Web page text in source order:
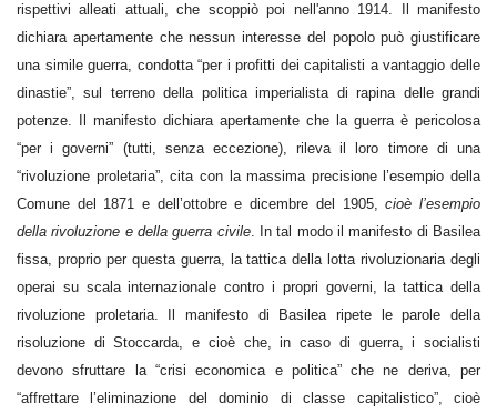
rispettivi alleati attuali, che scoppiò poi nell'anno 1914. Il manifesto
dichiara apertamente che nessun interesse del popolo può giustificare
una simile guerra, condotta “per i profitti dei capitalisti a vantaggio delle
dinastie”, sul terreno della politica imperialista di rapina delle grandi
potenze. Il manifesto dichiara apertamente che la guerra è pericolosa
“per i governi” (tutti, senza eccezione), rileva il loro timore di una
“rivoluzione proletaria”, cita con la massima precisione l’esempio della
Comune del 1871 e dell’ottobre e dicembre del 1905,cioè l’esempio
della rivoluzione e della guerra civile. In tal modo il manifesto di Basilea
fissa, proprio per questa guerra, la tattica della lotta rivoluzionaria degli
operai su scala internazionale contro i propri governi, la tattica della
rivoluzione proletaria. Il manifesto di Basilea ripete le parole della
risoluzione di Stoccarda, e cioè che, in caso di guerra, i socialisti
devono sfruttare la “crisi economica e politica” che ne deriva, per
“affrettare l’eliminazione del dominio di classe capitalistico”, cioè